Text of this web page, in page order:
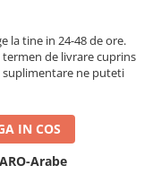
la tine in 24-48 de ore.
de livrare cuprins
suplimentare ne puteti
IN COS
Arabe